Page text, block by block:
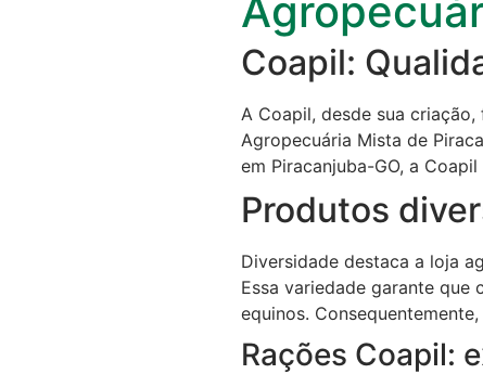
Coapil:
A Coapil, desde sua criação,
Agropecuária Mista de
em Piracanjuba-GO, a
Produtos
Diversidade destaca a loja
Essa variedade garante
equinos.
Rações Coapil: